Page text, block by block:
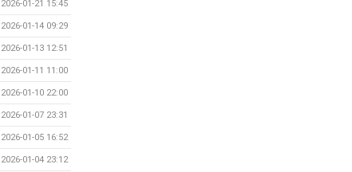
2026-01-21 15:45
2026-01-14 09:29
2026-01-13 12:51
2026-01-11 11:00
2026-01-10 22:00
2026-01-07 23:31
2026-01-05 16:52
2026-01-04 23:12